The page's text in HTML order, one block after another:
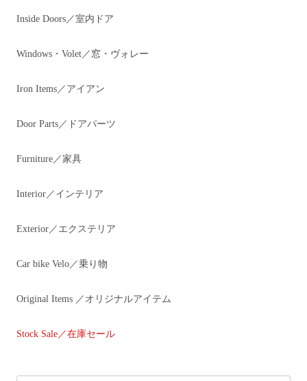
Inside Doors／室内ドア
Windows・Volet／窓・ヴォレー
Iron Items／アイアン
Door Parts／ドアパーツ
Furniture／家具
Interior／インテリア
Exterior／エクステリア
Car bike Velo／乗り物
Original Items ／オリジナルアイテム
Stock Sale／在庫セール